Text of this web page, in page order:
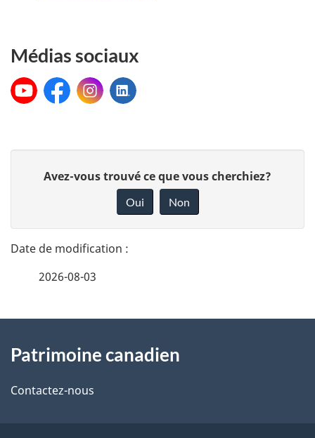
Médias sociaux
YouTube:
Patrimoine
Facebook:
Patrimoine
Instagram:
Patrimoine
LinkedIn:
Patrimoine
t
a
l
s
n
o
t
e
Avez-vous trouvé ce que vous cherchiez?
Oui Non
2026-08-03
propos
de
Patrimoine canadien
Contactez-nous